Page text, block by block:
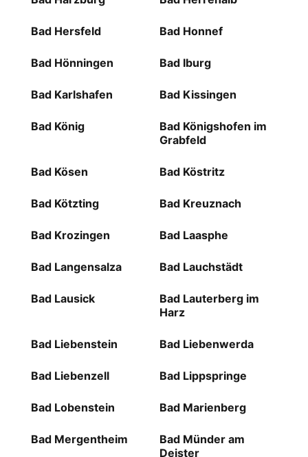
Bad Hersfeld Bad Honnef
Bad Hönningen Bad Iburg
Bad Karlshafen Bad Kissingen
Bad König
Bad Königshofen im
Grabfeld
Bad Kösen Bad Köstritz
Bad Kötzting Bad Kreuznach
Bad Krozingen Bad Laasphe
Bad Langensalza Bad Lauchstädt
Bad Lausick
Bad Lauterberg im
Harz
Bad Liebenstein Bad Liebenwerda
Bad Liebenzell Bad Lippspringe
Bad Lobenstein Bad Marienberg
Bad Mergentheim
Bad Münder am
Deister